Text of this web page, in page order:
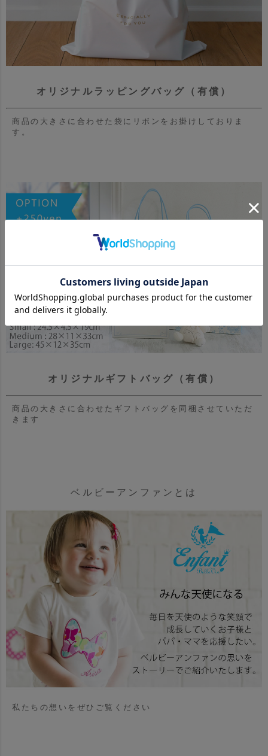
オリジナルラッピングバッグ（有償）
商品の大きさに合わせた袋にリボンをお掛けしておりま
す。
オリジナルギフトバッグ（有償）
商品の大きさに合わせたギフトバッグを同梱させていただ
きます
ベルビーアンファンとは
私たちの想いをぜひご覧ください